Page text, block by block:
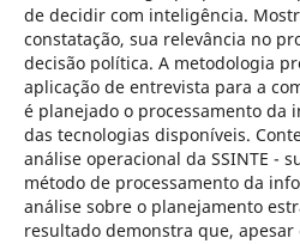
de decidir com inteligência.
constatação, sua relevância no
decisão política. A metodologia
aplicação de entrevista para a
é planejado o processamento da
das tecnologias disponíveis.
análise operacional da SSINTE -
método de processamento da
análise sobre o planejamento
resultado demonstra que,